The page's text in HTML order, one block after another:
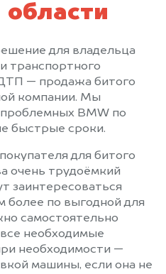
для владельца
транспортного
— продажа битого
компании. Мы
BMW по
быстрые сроки.
для битого
очень трудоёмкий
заинтересоваться
более по выгодной для
самостоятельно
необходимые
необходимости —
машины, если она не